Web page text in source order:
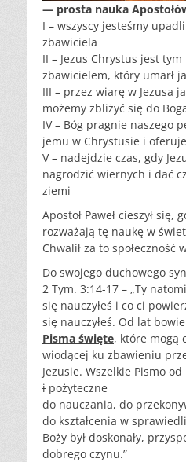
— prosta nauka
I – wszyscy jesteśmy
zbawiciela
II – Jezus Chrystus jest tym
zbawicielem, który umarł
III – przez wiarę w Jezusa
możemy zbliżyć się do
IV – Bóg pragnie naszego
jemu w Chrystusie i
V – nadejdzie czas, gdy
nagrodzić wiernych i dać
ziemi
Apostoł Paweł cieszył się,
rozważają tę naukę w
Chwalił za to społeczność
Do swojego duchowego
2 Tym. 3:14-17 – „Ty
się nauczyłeś i co ci
się nauczyłeś. Od lat
Pisma święte, które mogą
wiodącej ku zbawieniu
Jezusie. Wszelkie Pismo
i pożyteczne
do nauczania, do
do kształcenia w
Boży był doskonały,
dobrego czynu.”